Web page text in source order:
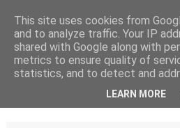
¡Buenos
12:26: 38
This site uses cookies from
and to analyze traffic. Your IP
shared with Google along with
metrics to ensure quality of
statistics, and to detect and
LEARN MORE